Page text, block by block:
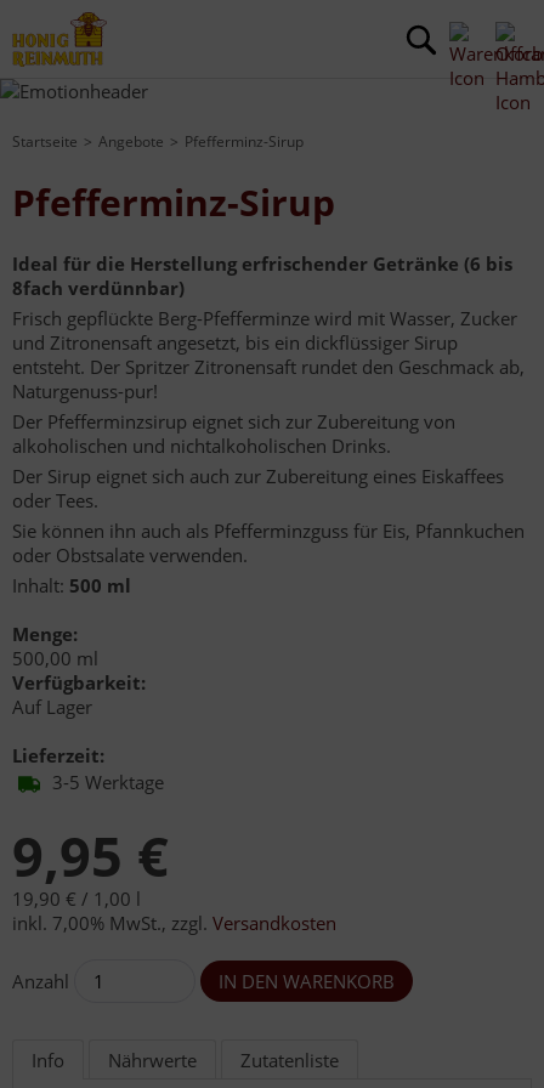
Startseite Angebote Pfefferminz-Sirup
Pfefferminz-Sirup
Ideal für die Herstellung erfrischender Getränke (6 bis
8fach verdünnbar)
Frisch gepflückte Berg-Pfefferminze wird mit Wasser, Zucker
und Zitronensaft angesetzt, bis ein dickflüssiger Sirup
entsteht. Der Spritzer Zitronensaft rundet den Geschmack ab,
Naturgenuss-pur!
Der Pfefferminzsirup eignet sich zur Zubereitung von
alkoholischen und nichtalkoholischen Drinks.
Der Sirup eignet sich auch zur Zubereitung eines Eiskaffees
oder Tees.
Sie können ihn auch als Pfefferminzguss für Eis, Pfannkuchen
oder Obstsalate verwenden.
Inhalt: 500 ml
Menge:
500,00 ml
Verfügbarkeit:
Auf Lager
Lieferzeit:
3-5 Werktage
9,95 €
19,90 € / 1,00 l
inkl. 7,00% MwSt., zzgl. Versandkosten
Anzahl
Info Nährwerte Zutatenliste